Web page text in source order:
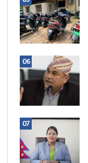
06
07